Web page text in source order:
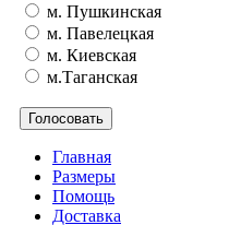
м. Пушкинская
м. Павелецкая
м. Киевская
м.Таганская
Главная
Размеры
Помощь
Доставка